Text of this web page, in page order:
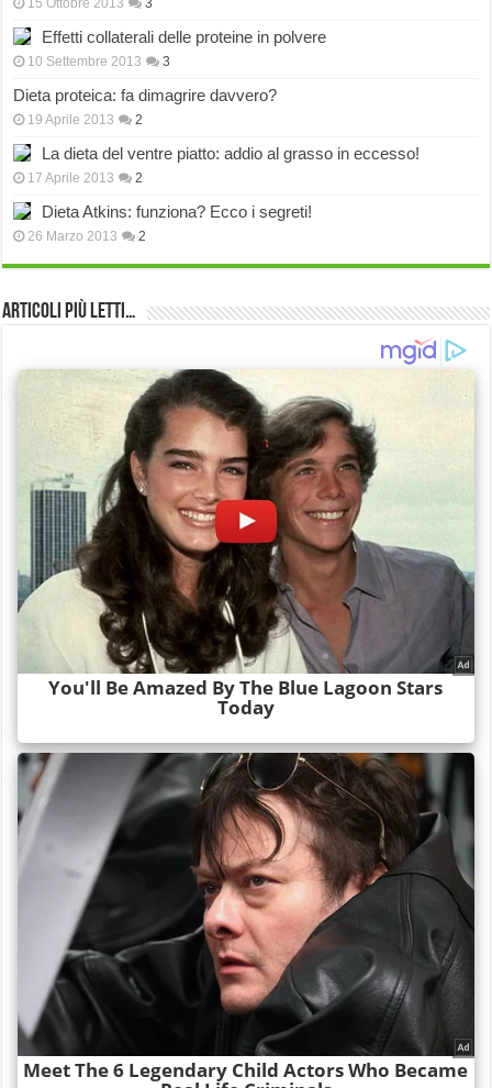
15 Ottobre 2013 3
Effetti collaterali delle proteine in polvere
10 Settembre 2013 3
Dieta proteica: fa dimagrire davvero?
19 Aprile 2013 2
La dieta del ventre piatto: addio al grasso in eccesso!
17 Aprile 2013 2
Dieta Atkins: funziona? Ecco i segreti!
26 Marzo 2013 2
Articoli più Letti…